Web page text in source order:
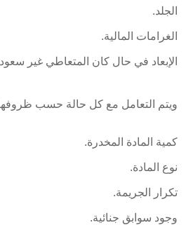
الجلد.
الغرامات المالية.
الإبعاد في حال كان المتعاطي غير
ويتم التعامل مع كل حالة حسب
كمية المادة المخدرة.
نوع المادة.
تكرار الجريمة.
وجود سوابق جنائية.